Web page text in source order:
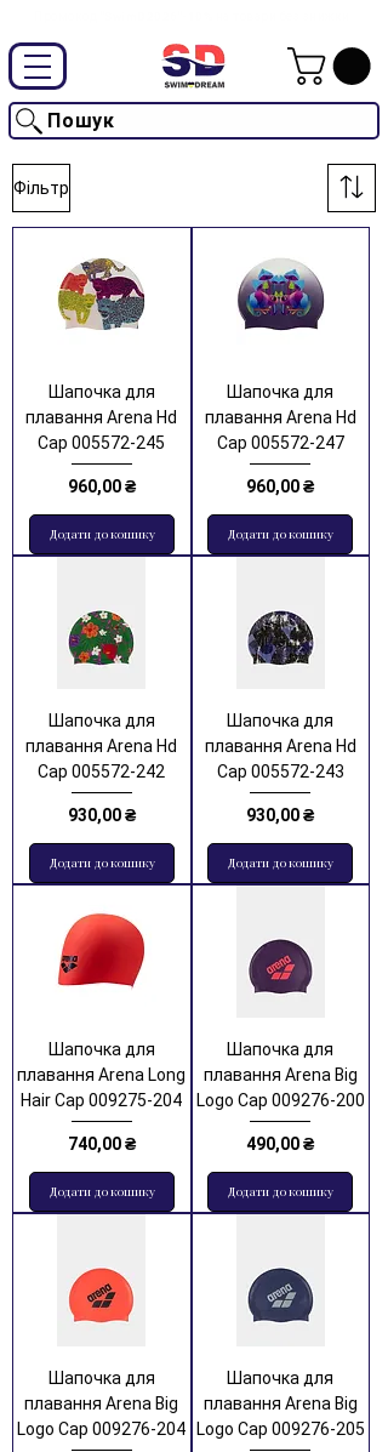
Пошук
Фільтр
Шапочка для
плавання Arena Hd
Cap 005572-245
Ціна
960,00 ₴
Додати до кошику
Шапочка для
плавання Arena Hd
Cap 005572-247
Ціна
960,00 ₴
Додати до кошику
Шапочка для
плавання Arena Hd
Cap 005572-242
Ціна
930,00 ₴
Додати до кошику
Шапочка для
плавання Arena Hd
Cap 005572-243
Ціна
930,00 ₴
Додати до кошику
Шапочка для
плавання Arena Long
Hair Cap 009275-204
Ціна
740,00 ₴
Додати до кошику
Шапочка для
плавання Arena Big
Logo Cap 009276-200
Ціна
490,00 ₴
Додати до кошику
Шапочка для
плавання Arena Big
Logo Cap 009276-204
Шапочка для
плавання Arena Big
Logo Cap 009276-205